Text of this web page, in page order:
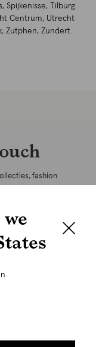
Spijkenisse, Tilburg
Centrum, Utrecht
Zutphen, Zundert.
fashion
VERZENDEN